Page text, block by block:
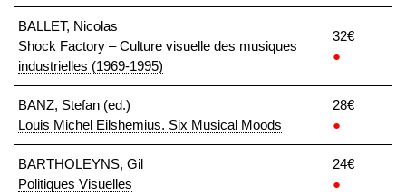
BALLET, Nicolas
Shock Factory – Culture visuelle des musiques
industrielles (1969-1995)
32€
●
BANZ, Stefan (ed.)
Louis Michel Eilshemius. Six Musical Moods
28€
●
BARTHOLEYNS, Gil
Politiques Visuelles
24€
●